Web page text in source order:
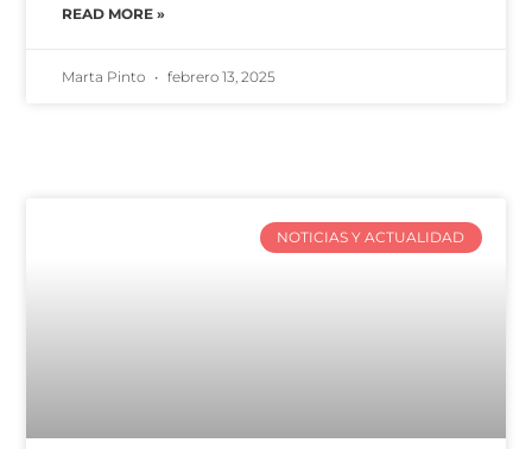
READ MORE »
Marta Pinto febrero 13, 2025
NOTICIAS Y ACTUALIDAD